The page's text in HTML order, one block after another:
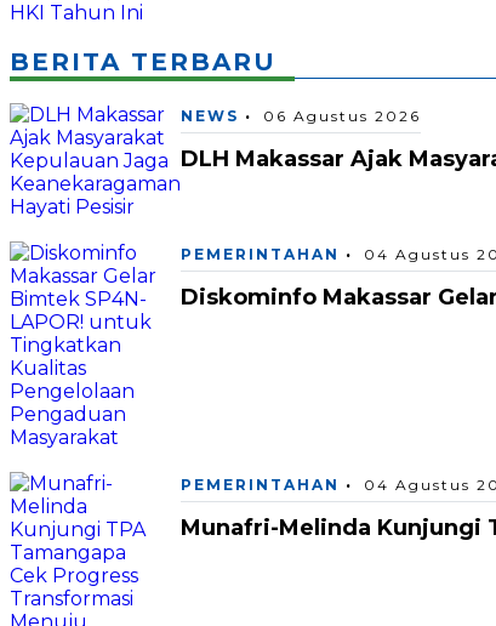
BERITA TERBARU
NEWS 06 Agustus 2026
DLH Makassar Ajak
PEMERINTAHAN 04 Agustus
Diskominfo Makassar
PEMERINTAHAN 04 Agustus
Munafri-Melinda Kunjungi